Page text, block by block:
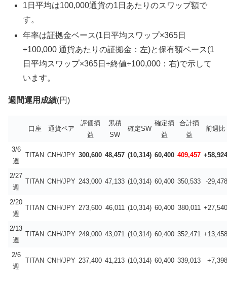
1日平均は100,000通貨の1日あたりのスワップ額で
す。
年率は証拠金ベース(1日平均スワップ×365日
÷100,000 通貨あたりの証拠金：左)と保有額ベース(1
日平均スワップ×365日÷終値÷100,000：右)で示して
います。
週間運用成績(円)
口座 通貨ペア
評価損
益
累積
SW
確定SW
確定損
益
合計損
益
前週比
3/6
週
TITAN CNH/JPY 300,600 48,457 (10,314) 60,400 409,457 +58,924
2/27
週
TITAN CNH/JPY 243,000 47,133 (10,314) 60,400 350,533 -29,478
2/20
週
TITAN CNH/JPY 273,600 46,011 (10,314) 60,400 380,011 +27,540
2/13
週
TITAN CNH/JPY 249,000 43,071 (10,314) 60,400 352,471 +13,458
2/6
週
TITAN CNH/JPY 237,400 41,213 (10,314) 60,400 339,013 +7,398